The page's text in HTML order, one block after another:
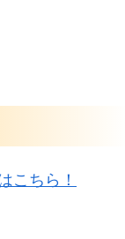
こちら！